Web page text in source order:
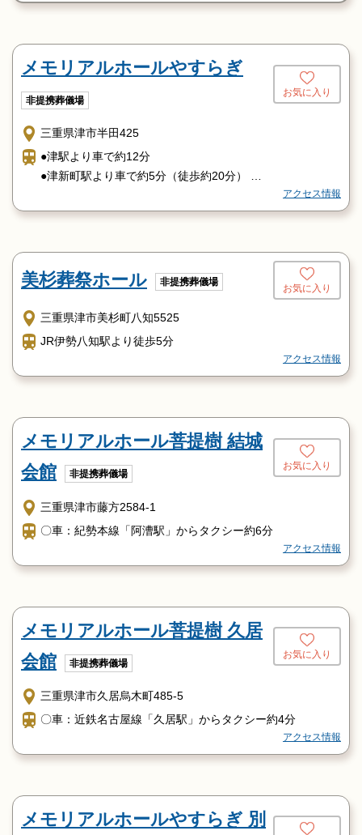
メモリアルホールやすらぎ
非提携葬儀場
お気に入り
三重県津市半田425
●津駅より車で約12分
●津新町駅より車で約5分（徒歩約20分）
●津インターより車で約15分
アクセス情報
美杉葬祭ホール 非提携葬儀場
お気に入り
三重県津市美杉町八知5525
JR伊勢八知駅より徒歩5分
アクセス情報
メモリアルホール菩提樹 結城
会館
非提携葬儀場
お気に入り
三重県津市藤方2584-1
〇車：紀勢本線「阿漕駅」からタクシー約6分
アクセス情報
メモリアルホール菩提樹 久居
会館
非提携葬儀場
お気に入り
三重県津市久居烏木町485-5
〇車：近鉄名古屋線「久居駅」からタクシー約4分
アクセス情報
メモリアルホールやすらぎ 別